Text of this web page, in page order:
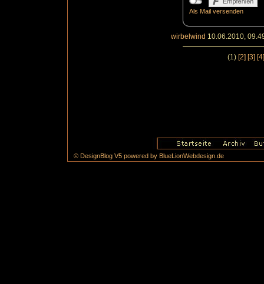
Als Mail versenden
wirbelwind 10.06.2010,
(1) [2] [3] [4]
© DesignBlog V5 powered by BlueLionWebdesign.de